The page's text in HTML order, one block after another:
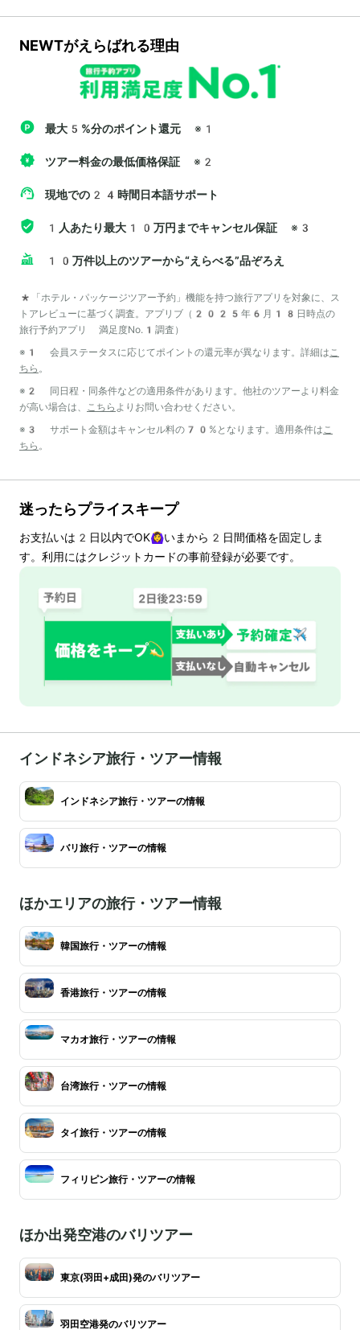
NEWTがえらばれる理由
最大5%分のポイント還元 ※1
ツアー料金の最低価格保証 ※2
現地での24時間日本語サポート
1人あたり最大10万円までキャンセル保証 ※3
10万件以上のツアーから“えらべる”品ぞろえ
*「ホテル・パッケージツアー予約」機能を持つ旅行アプリを対象に、ス
トアレビューに基づく調査。アプリブ（2025年6月18日時点の
旅行予約アプリ 満足度No.1調査）
※1 会員ステータスに応じてポイントの還元率が異なります。詳細はこ
ちら 。
※2 同日程・同条件などの適用条件があります。他社のツアーより料金
が高い場合は、 こちら よりお問い合わせください。
※3 サポート金額はキャンセル料の70%となります。適用条件はこ
ちら 。
迷ったらプライスキープ
お支払いは 2 日以内でOK🙆‍♀️いまから 2 日間価格を固定しま
す。利用にはクレジットカードの事前登録が必要です。
インドネシア旅行・ツアー情報
インドネシア旅行・ツアーの情報
バリ旅行・ツアーの情報
ほかエリアの旅行・ツアー情報
韓国旅行・ツアーの情報
香港旅行・ツアーの情報
マカオ旅行・ツアーの情報
台湾旅行・ツアーの情報
タイ旅行・ツアーの情報
フィリピン旅行・ツアーの情報
ほか出発空港のバリツアー
東京(羽田+成田)発のバリツアー
羽田空港発のバリツアー